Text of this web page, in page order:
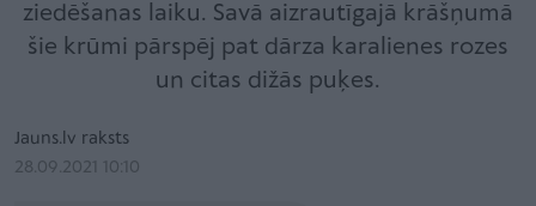
ziedēšanas laiku. Savā aizrautīgajā krāšņumā
šie krūmi pārspēj pat dārza karalienes rozes
un citas dižās puķes.
Jauns.lv raksts
28.09.2021 10:10